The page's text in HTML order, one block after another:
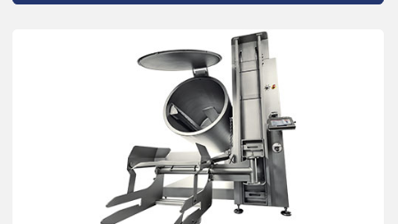
Blandare: Steglös 0-30 varv/min